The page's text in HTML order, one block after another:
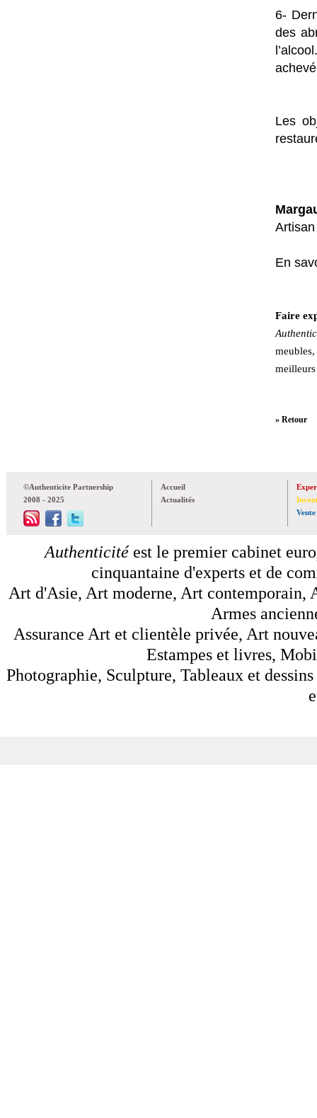
6-
des
Les
En
Faire
» Retour
©Authenticite Partnership
2008 - 2025
Accueil
Actualités
Vente
Authenticitéest le premier cabinet
cinquantaine d'experts et de
Art d'Asie, Art moderne, Art contemporain,
Armes
Assurance Art et clientèle privée, Art
Estampes et livres,
Photographie, Sculpture, Tableaux et